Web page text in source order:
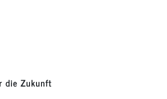
die Zukunft